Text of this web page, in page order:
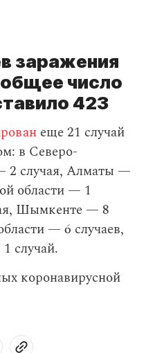
заражения
число
423
еще 21 случай
в Северо-
2 случая, Алматы —
области — 1
Шымкенте — 8
— 6 случаев,
случай.
коронавирусной